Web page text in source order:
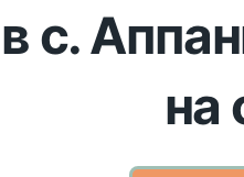
с.
на